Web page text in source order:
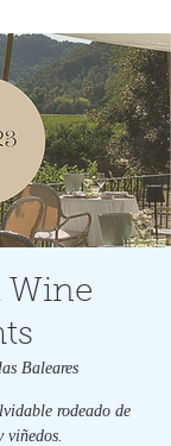
Wine
Baleares
rodeado de
viñedos.